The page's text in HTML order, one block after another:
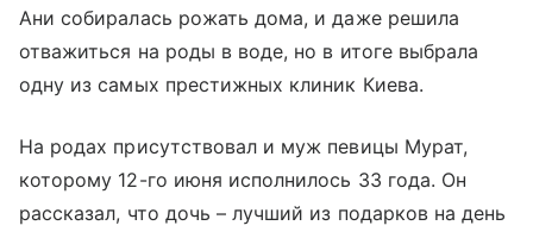
Ани собиралась рожать дома, и даже решила
отважиться на роды в воде, но в итоге выбрала
одну из самых престижных клиник Киева.
На родах присутствовал и муж певицы Мурат,
которому 12-го июня исполнилось 33 года. Он
рассказал, что дочь – лучший из подарков на день